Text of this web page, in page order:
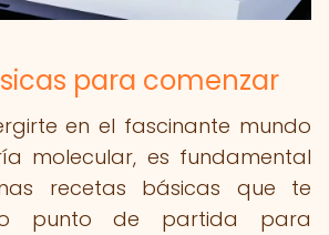
para comenzar
en el fascinante mundo
molecular, es fundamental
recetas básicas que te
punto de partida para